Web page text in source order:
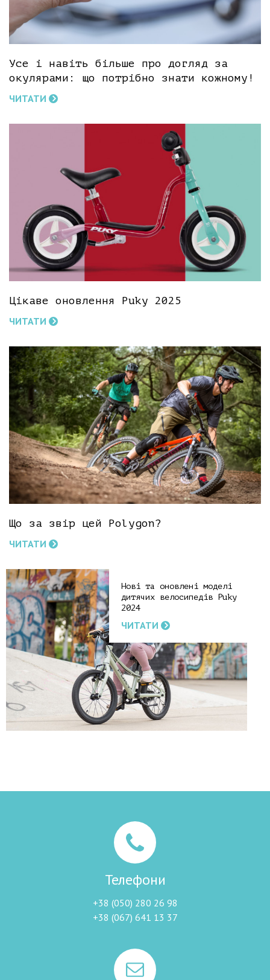
Усе і навіть більше про догляд за
окулярами: що потрібно знати кожному!
ЧИТАТИ
Цікаве оновлення Puky 2025
ЧИТАТИ
Що за звір цей Polygon?
ЧИТАТИ
Нові та оновлені моделі
дитячих велосипедів Puky
2024
ЧИТАТИ
Телефони
+38 (050) 280 26 98
+38 (067) 641 13 37